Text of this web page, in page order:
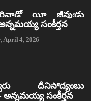
యీ జీవుఁడు
సంకీర్తన
April 4, 2026
దీనిసోద్యంబు
అన్నమయ్య సంకీర్తన